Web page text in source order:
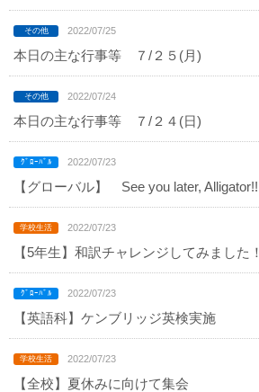
2022/07/25
本日の主な行事等 ７/２５(月)
2022/07/24
本日の主な行事等 ７/２４(日)
2022/07/23
【グローバル】 See you later, Alligator!!
2022/07/23
【5年生】和訳チャレンジしてみました！
2022/07/23
【英語科】ケンブリッジ英検実施
2022/07/23
【全校】夏休みに向けて集会